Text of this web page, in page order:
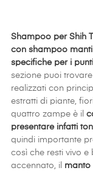
Shampoo per Shih
con shampoo
specifiche per i
sezione puoi
realizzati con
estratti di piante,
quattro zampe è il
presentare infatti
quindi importante
così che resti vivo e
accennato, il manto